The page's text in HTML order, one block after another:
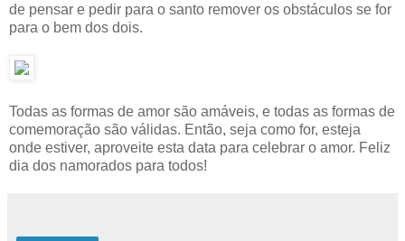
de pensar e pedir para o santo remover os obstáculos se for
para o bem dos dois.
Todas as formas de amor são amáveis, e todas as formas de
comemoração são válidas. Então, seja como for, esteja
onde estiver, aproveite esta data para celebrar o amor. Feliz
dia dos namorados para todos!